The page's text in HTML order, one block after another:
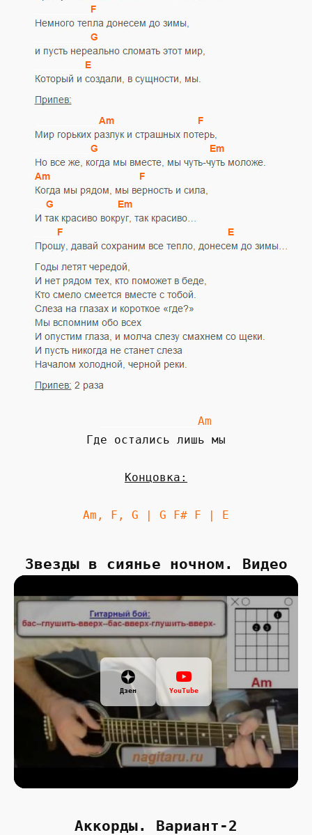
Am
Где остались лишь мы
Концовка:
Am, F, G | G F# F | E
Звезды в сиянье ночном. Видео
Дзен YouTube
Аккорды. Вариант-2